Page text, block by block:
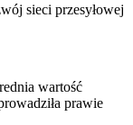
sieci przesyłowej
wartość
prawie